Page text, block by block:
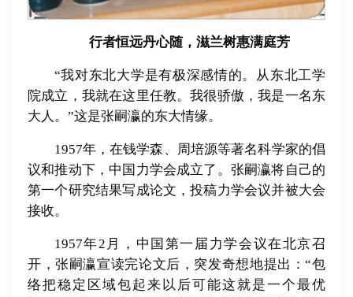
行者恒远丹心随，滋兰树惠满庭芳
“我对东北大学是有极深感情的。从东北工学
院成立，我就在这里任教。我很骄傲，我是一名东
大人。”这是张嗣瀛的东大情缘。
1957年，在钱学森、周培源等著名科学家的倡
议和推动下，中国力学会成立了。张嗣瀛将自己的
第一个研究结果写成论文，投稿力学会议并被大会
接收。
1957年2月，中国第一届力学会议在北京召
开，张嗣瀛宣读完论文后，突发奇想地提出：“包
络把稳定区域包起来以后可能这就是一个最优